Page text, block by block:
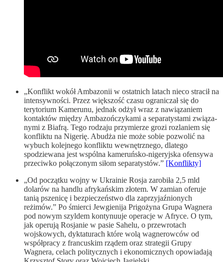
„Konflikt wokół Ambazonii w ostatnich latach nieco stracił na
inten­syw­ności. Przez większość czasu ograniczał się do
terytorium Kamerunu, jednak odżył wraz z nawią­zaniem
kontaktów między Amba­zoń­czykami a separatystami zwią­za­
nymi z Biafrą. Tego rodzaju przy­mierze grozi rozlaniem się
konfliktu na Nigerię. Abudża nie może sobie pozwolić na
wybuch kolejnego konfliktu wewnętrz­nego, dlatego
spodziewana jest wspólna kame­ruńsko-nige­ryjska ofen­sywa
prze­ciw­ko połączonym siłom separatystów.” [Konflikty]
„Od początku wojny w Ukrainie Rosja zarobiła 2,5 mld
dolarów na handlu afrykańskim złotem. W zamian oferuje
tanią pszenicę i bezpieczeństwo dla zaprzyjaźnionych
reżimów.” Po śmierci Jewgienija Prigożyna Grupa Wagnera
pod nowym szyldem kontynuuje operacje w Afryce. O tym,
jak operują Rosjanie w pasie Sahelu, o przewrotach
wojskowych, dyktaturach które wolą wagnerowców od
współpracy z francuskim rządem oraz strategii Grupy
Wagnera, celach politycznych i ekonomicznych opowiadają